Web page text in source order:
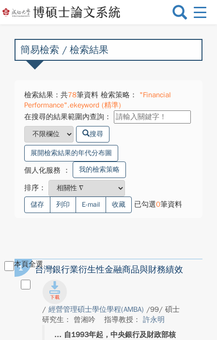
選
換
簡易檢索 / 檢索結果
檢索結果：共78筆資料 檢索策略：
"Financial
Performance".ekeyword (精準)
在搜尋的結果範圍內查詢：
搜尋
展開檢索結果的年代分布圖
個人化服務 ： 我的檢索策略
排序：
儲存 列印 E-mail 收藏 已勾選0筆資料
本頁全選
1 台灣銀行業衍生性金融商品與財務績效
/ 經營管理碩士學位學程(AMBA) /99/ 碩士
研究生： 曾湘吟
指導教授： 許永明
自1993年起，中央銀行及財政部核